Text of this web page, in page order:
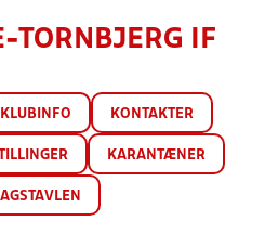
TORNBJERG IF
KLUBINFO KONTAKTER
KARANTÆNER